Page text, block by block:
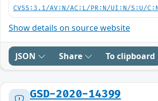
CVSS:3.1/AV:N/AC:L/PR:N/UI:N/S:U/
Show details on source website
JSON Share To clipboard
GSD-2020-14399